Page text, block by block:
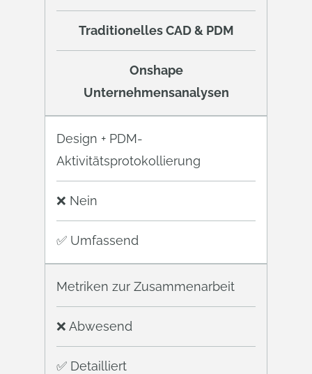
Traditionelles CAD & PDM
Onshape
Unternehmensanalysen
Design + PDM-
Aktivitätsprotokollierung
❌ Nein
✅ Umfassend
Metriken zur Zusammenarbeit
❌ Abwesend
✅ Detailliert